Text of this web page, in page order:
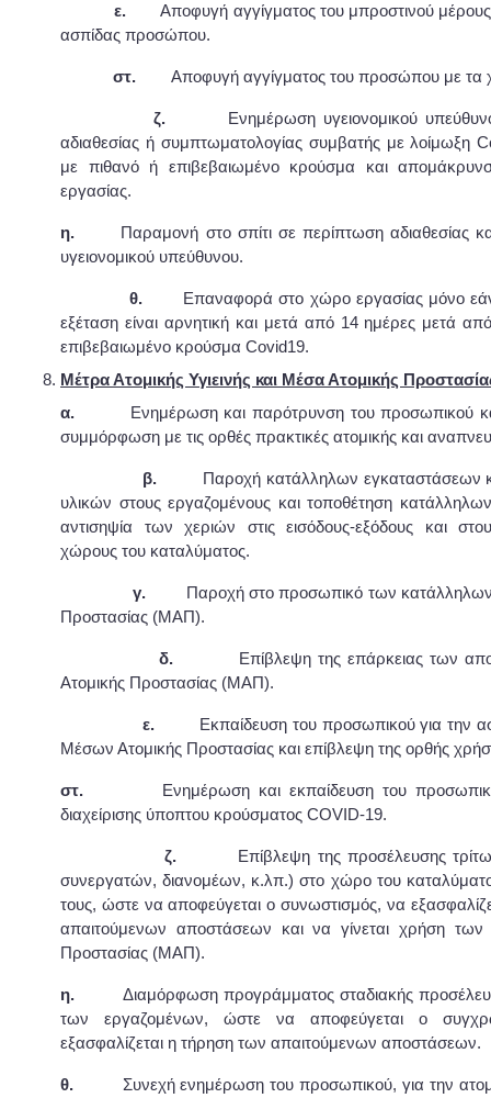
ε.Αποφυγή αγγίγματος του μπροστινού μέρους
ασπίδας προσώπου.
στ. Αποφυγή αγγίγματος του προσώπου με τα
ζ. Ενημέρωση υγειονομικού
αδιαθεσίας ή συμπτωματολογίας συμβατής με λοίμωξη
με πιθανό ή επιβεβαιωμένο κρούσμα και
εργασίας.
η. Παραμονή στο σπίτι σε περίπτωση αδιαθεσίας
υγειονομικού υπεύθυνου.
θ. Επαναφορά στο χώρο εργασίας μόνο εάν
εξέταση είναι αρνητική και μετά από 14 ημέρες μετά
επιβεβαιωμένο κρούσμα Covid19.
Μέτρα Ατομικής Υγιεινής και Μέσα Ατομικής
α. Ενημέρωση και παρότρυνση του προσωπικού
συμμόρφωση με τις ορθές πρακτικές ατομικής και
β. Παροχή κατάλληλων εγκαταστάσεων
υλικών στους εργαζομένους και τοποθέτηση
αντισηψία των χεριών στις εισόδους-εξόδους και
χώρους του καταλύματος.
γ. Παροχή στο προσωπικό των κατάλληλων
Προστασίας (ΜΑΠ).
δ. Επίβλεψη της επάρκειας των
Ατομικής Προστασίας (ΜΑΠ).
ε. Εκπαίδευση του προσωπικού για την
Μέσων Ατομικής Προστασίας και επίβλεψη της ορθής
στ. Ενημέρωση και εκπαίδευση του
διαχείρισης ύποπτου κρούσματος COVID-19.
ζ.Επίβλεψη της προσέλευσης
συνεργατών, διανομέων, κ.λπ.) στο χώρο του
τους, ώστε να αποφεύγεται ο συνωστισμός, να
απαιτούμενων αποστάσεων και να γίνεται χρήση
Προστασίας (ΜΑΠ).
η. Διαμόρφωση προγράμματος σταδιακής
των εργαζομένων, ώστε να αποφεύγεται ο
εξασφαλίζεται η τήρηση των απαιτούμενων αποστάσεων.
θ. Συνεχή ενημέρωση του προσωπικού, για την